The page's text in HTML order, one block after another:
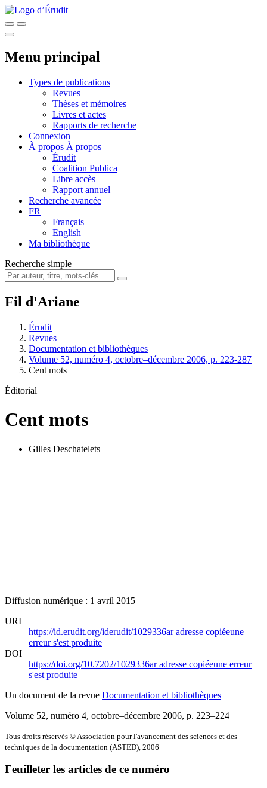
Menu principal
Types de publications
Revues
Thèses et mémoires
Livres et actes
Rapports de recherche
Connexion
À propos À propos
Érudit
Coalition Publica
Libre accès
Rapport annuel
Recherche avancée
FR
Français
English
Ma bibliothèque
Recherche simple
Fil d'Ariane
Érudit
Revues
Documentation et bibliothèques
Volume 52, numéro 4, octobre–décembre 2006, p. 223-287
Cent mots
Éditorial
Cent mots
Gilles Deschatelets
Diffusion numérique : 1 avril 2015
URI
https://id.erudit.org/iderudit/1029336aradresse copiéeune
erreur s'est produite
DOI
https://doi.org/10.7202/1029336aradresse copiéeune erreur
s'est produite
Un document de la revue Documentation et bibliothèques
Volume 52, numéro 4, octobre–décembre 2006, p. 223–224
Tous droits réservés © Association pour l'avancement des sciences et des
techniques de la documentation (ASTED), 2006
Feuilleter les articles de ce numéro